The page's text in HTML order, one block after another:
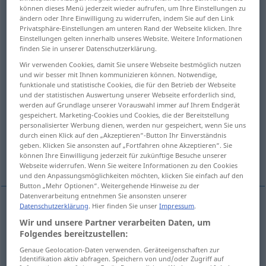
Übersicht aller Übersetzungen
(Für mehr Details die Übersetzung anklicken/antippen)
simple, simpleminded
silly, stupid, foolish, fatuous
credulous, gullible
simple, artless, ingenuous
simple einfältig leicht beschränkt
simpleminded einfältigleicht beschränkt
können dieses Menü jederzeit wieder aufrufen, um Ihre Einstellungen zu
ändern oder Ihre Einwilligung zu widerrufen, indem Sie auf den Link
Privatsphäre-Einstellungen am unteren Rand der Webseite klicken. Ihre
Einstellungen gelten innerhalb unseres Website. Weitere Informationen
finden Sie in unserer Datenschutzerklärung.
Wir verwenden Cookies, damit Sie unsere Webseite bestmöglich nutzen
und wir besser mit Ihnen kommunizieren können. Notwendige,
funktionale und statistische Cookies, die für den Betrieb der Webseite
und der statistischen Auswertung unserer Webseite erforderlich sind,
werden auf Grundlage unserer Vorauswahl immer auf Ihrem Endgerät
gespeichert. Marketing-Cookies und Cookies, die der Bereitstellung
personalisierter Werbung dienen, werden nur gespeichert, wenn Sie uns
durch einen Klick auf den „Akzeptieren“-Button Ihr Einverständnis
geben. Klicken Sie ansonsten auf „Fortfahren ohne Akzeptieren“. Sie
können Ihre Einwilligung jederzeit für zukünftige Besuche unserer
Webseite widerrufen. Wenn Sie weitere Informationen zu den Cookies
und den Anpassungsmöglichkeiten möchten, klicken Sie einfach auf den
Button „Mehr Optionen“. Weitergehende Hinweise zu der
Datenverarbeitung entnehmen Sie ansonsten unserer
Datenschutzerklärung. Hier finden Sie unserImpressum.
Wir und unsere Partner verarbeiten Daten, um
Folgendes bereitzustellen:
Genaue Geolocation-Daten verwenden. Geräteeigenschaften zur
Identifikation aktiv abfragen. Speichern von und/oder Zugriff auf